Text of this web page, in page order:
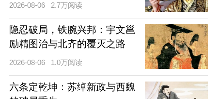
2026-08-06 2.7万阅读
隐忍破局，铁腕兴邦：宇文邕
励精图治与北齐的覆灭之路
2026-08-06 1.0万阅读
六条定乾坤：苏绰新政与西魏